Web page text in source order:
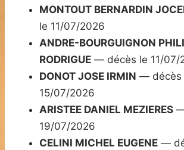
MONTOUT BERNARDIN
le 11/07/2026
ANDRE-BOURGUIGNON
RODRIGUE — décès le 11/07/
DONOT JOSE IRMIN — décès
15/07/2026
ARISTEE DANIEL MEZIERES
19/07/2026
CELINI MICHEL EUGENE —